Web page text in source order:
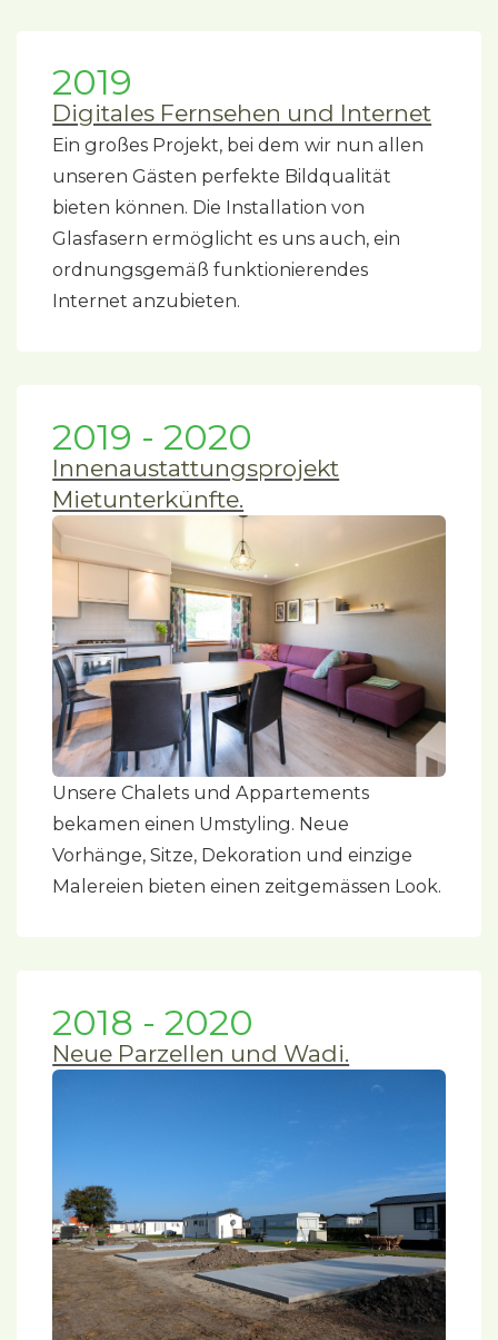
2019
Digitales Fernsehen und Internet
Ein großes Projekt, bei dem wir nun allen
unseren Gästen perfekte Bildqualität
bieten können. Die Installation von
Glasfasern ermöglicht es uns auch, ein
ordnungsgemäß funktionierendes
Internet anzubieten.
2019 - 2020
Innenaustattungsprojekt
Mietunterkünfte.
Unsere Chalets und Appartements
bekamen einen Umstyling. Neue
Vorhänge, Sitze, Dekoration und einzige
Malereien bieten einen zeitgemässen Look.
2018 - 2020
Neue Parzellen und Wadi.